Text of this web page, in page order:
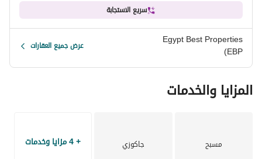
شاطئ لا مثيل له: يتميز بشاطئ متوسطي بكر خلاب بطول 4.8
كيلومترات، يعكس فخامةً طبيعيةً ساحرة.
المساحات الخضراء والتصميم: صُمم المشروع ببصمة بيئية منخفضة،
سريع الاستجابة
Egypt Best Properties
(EBP عرض جميع العقارات
المزايا والخدمات
مسبح جاكوزي + 4 مزايا وخدمات